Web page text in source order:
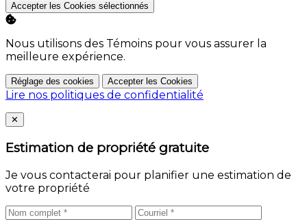
Accepter les Cookies sélectionnés
Nous utilisons des Témoins pour vous assurer la
meilleure expérience.
Réglage des cookies Accepter les Cookies
Lire nos politiques de confidentialité
Close
✕
Estimation de propriété gratuite
Je vous contacterai pour planifier une estimation de
votre propriété